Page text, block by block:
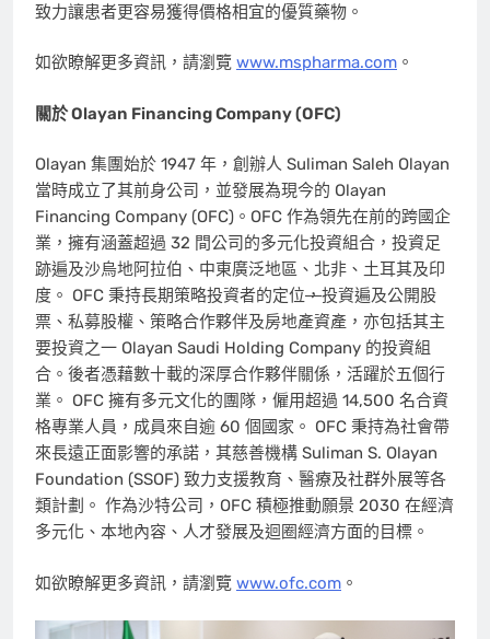
致力讓患者更容易獲得價格相宜的優質藥物。
如欲瞭解更多資訊，請瀏覽 www.mspharma.com 。
關於 Olayan Financing Company (OFC)
Olayan 集團始於 1947 年，創辦人 Suliman Saleh Olayan
當時成立了其前身公司，並發展為現今的 Olayan
Financing Company (OFC)。OFC 作為領先在前的跨國企
業，擁有涵蓋超過 32 間公司的多元化投資組合，投資足
跡遍及沙烏地阿拉伯、中東廣泛地區、北非、土耳其及印
度。 OFC 秉持長期策略投資者的定位，投資遍及公開股
票、私募股權、策略合作夥伴及房地產資產，亦包括其主
要投資之一 Olayan Saudi Holding Company 的投資組
合。後者憑藉數十載的深厚合作夥伴關係，活躍於五個行
業。 OFC 擁有多元文化的團隊，僱用超過 14,500 名合資
格專業人員，成員來自逾 60 個國家。 OFC 秉持為社會帶
來長遠正面影響的承諾，其慈善機構 Suliman S. Olayan
Foundation (SSOF) 致力支援教育、醫療及社群外展等各
類計劃。 作為沙特公司，OFC 積極推動願景 2030 在經濟
多元化、本地內容、人才發展及迴圈經濟方面的目標。
如欲瞭解更多資訊，請瀏覽 www.ofc.com 。